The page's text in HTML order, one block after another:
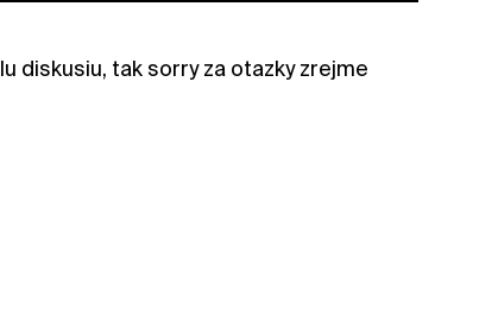
diskusiu, tak sorry za otazky zrejme